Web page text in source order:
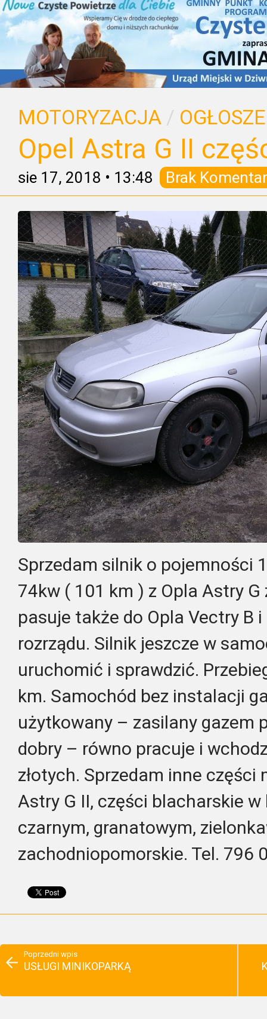
MOTORYZACJA /
Opel Astra G II
sie 17, 2018 • 13:48 Brak
Sprzedam silnik o pojemności
74kw ( 101 km ) z Opla Astry
pasuje także do Opla Vectry B
rozrządu. Silnik jeszcze w
uruchomić i sprawdzić.
km. Samochód bez instalacji
użytkowany – zasilany gazem
dobry – równo pracuje i
złotych. Sprzedam inne części
Astry G II, części blacharskie
czarnym, granatowym,
zachodniopomorskie. Tel. 796
Poprzedni wpis
USŁUGI MINIKOPARKĄ